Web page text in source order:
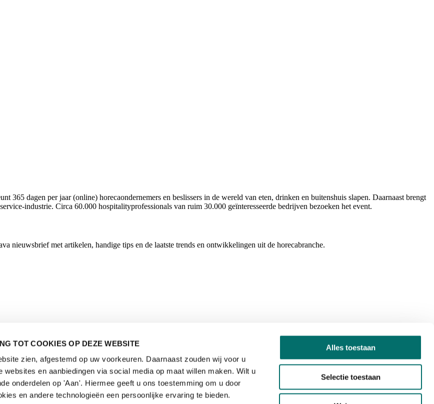
TOT COOKIES OP DEZE WEBSITE
zien, afgestemd op uw voorkeuren. Daarnaast zouden wij voor u
websites en aanbiedingen via social media op maat willen maken. Wilt u
onderdelen op 'Aan'. Hiermee geeft u ons toestemming om u door
en andere technologieën een persoonlijke ervaring te bieden.
Alles toestaan
Selectie toestaan
365 dagen per jaar (online) horecaondernemers en beslissers in de wereld van eten, drinken en buitenshuis slapen. Daarnaast brengt
industrie. Circa 60.000 hospitalityprofessionals van ruim 30.000 geïnteresseerde bedrijven bezoeken het event.
nieuwsbrief met artikelen, handige tips en de laatste trends en ontwikkelingen uit de horecabranche.